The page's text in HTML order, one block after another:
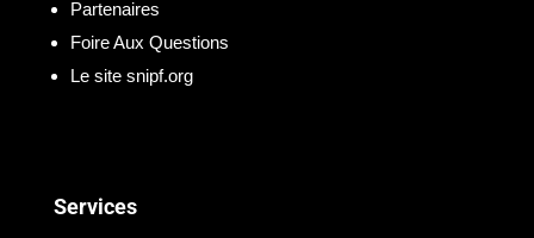
Partenaires
Foire Aux Questions
Le site snipf.org
Services